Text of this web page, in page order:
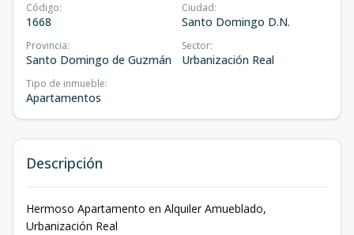
Código:
1668
Ciudad:
Santo Domingo D.N.
Provincia:
Santo Domingo de Guzmán
Sector:
Urbanización Real
Tipo de inmueble:
Apartamentos
Descripción
Hermoso Apartamento en Alquiler Amueblado,
Urbanización Real